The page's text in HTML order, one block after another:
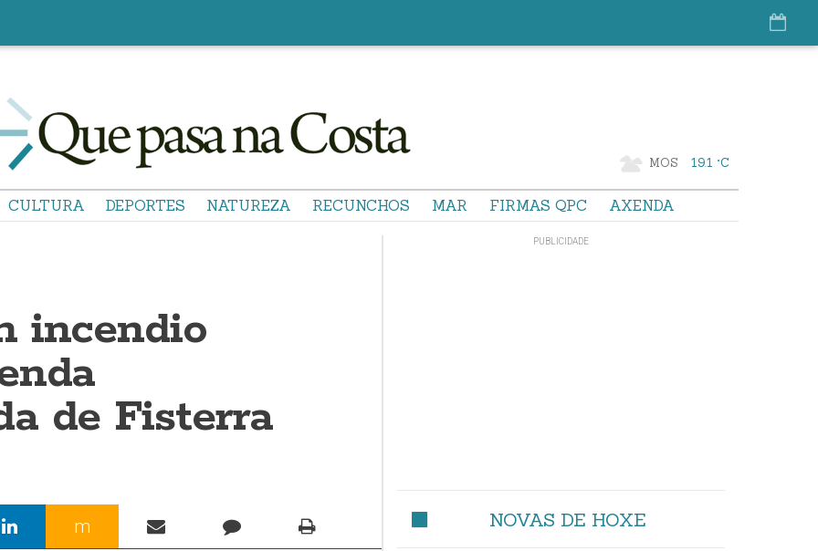
MOS 19.1 °C
CULTURA DEPORTES NATUREZA RECUNCHOS MAR FIRMAS QPC AXENDA
incendio
de Fisterra
m NOVAS DE HOXE